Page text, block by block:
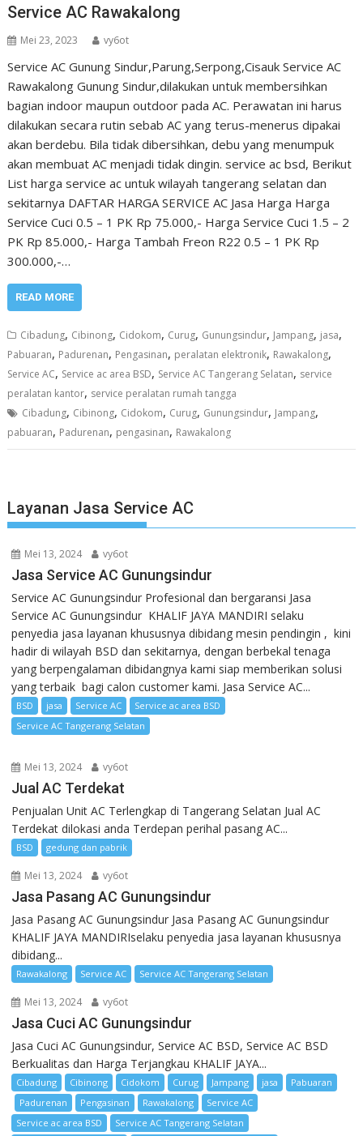
Service AC Rawakalong
Mei 23, 2023 vy6ot
Service AC Gunung Sindur,Parung,Serpong,Cisauk Service AC
Rawakalong Gunung Sindur,dilakukan untuk membersihkan
bagian indoor maupun outdoor pada AC. Perawatan ini harus
dilakukan secara rutin sebab AC yang terus-menerus dipakai
akan berdebu. Bila tidak dibersihkan, debu yang menumpuk
akan membuat AC menjadi tidak dingin. service ac bsd, Berikut
List harga service ac untuk wilayah tangerang selatan dan
sekitarnya DAFTAR HARGA SERVICE AC Jasa Harga Harga
Service Cuci 0.5 – 1 PK Rp 75.000,- Harga Service Cuci 1.5 – 2
PK Rp 85.000,- Harga Tambah Freon R22 0.5 – 1 PK Rp
300.000,-…
READ MORE
Cibadung, Cibinong, Cidokom, Curug, Gunungsindur, Jampang, jasa,
Pabuaran, Padurenan, Pengasinan, peralatan elektronik, Rawakalong,
Service AC, Service ac area BSD, Service AC Tangerang Selatan, service
peralatan kantor, service peralatan rumah tangga
Cibadung, Cibinong, Cidokom, Curug, Gunungsindur, Jampang,
pabuaran, Padurenan, pengasinan, Rawakalong
Layanan Jasa Service AC
Mei 13, 2024 vy6ot
Jasa Service AC Gunungsindur
Service AC Gunungsindur Profesional dan bergaransi Jasa
Service AC Gunungsindur KHALIF JAYA MANDIRI selaku
penyedia jasa layanan khususnya dibidang mesin pendingin , kini
hadir di wilayah BSD dan sekitarnya, dengan berbekal tenaga
yang berpengalaman dibidangnya kami siap memberikan solusi
yang terbaik bagi calon customer kami. Jasa Service AC...
BSD jasa Service AC
Service ac area BSD
Service AC Tangerang Selatan
Mei 13, 2024 vy6ot
Jual AC Terdekat
Penjualan Unit AC Terlengkap di Tangerang Selatan Jual AC
Terdekat dilokasi anda Terdepan perihal pasang AC...
BSD gedung dan pabrik
Mei 13, 2024 vy6ot
Jasa Pasang AC Gunungsindur
Jasa Pasang AC Gunungsindur Jasa Pasang AC Gunungsindur
KHALIF JAYA MANDIRIselaku penyedia jasa layanan khususnya
dibidang...
Rawakalong Service AC Service AC Tangerang Selatan
Mei 13, 2024 vy6ot
Jasa Cuci AC Gunungsindur
Jasa Cuci AC Gunungsindur, Service AC BSD, Service AC BSD
Berkualitas dan Harga Terjangkau KHALIF JAYA...
Cibadung Cibinong Cidokom Curug Jampang jasa
Pabuaran
Padurenan
Pengasinan Rawakalong
Service AC
Service ac area BSD
Service AC Tangerang Selatan